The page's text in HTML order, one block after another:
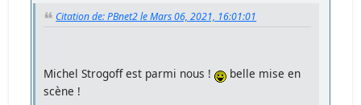
Citation de: PBnet2 le Mars 06, 2021, 16:01:01
Michel Strogoff est parmi nous !
belle mise en
scène !